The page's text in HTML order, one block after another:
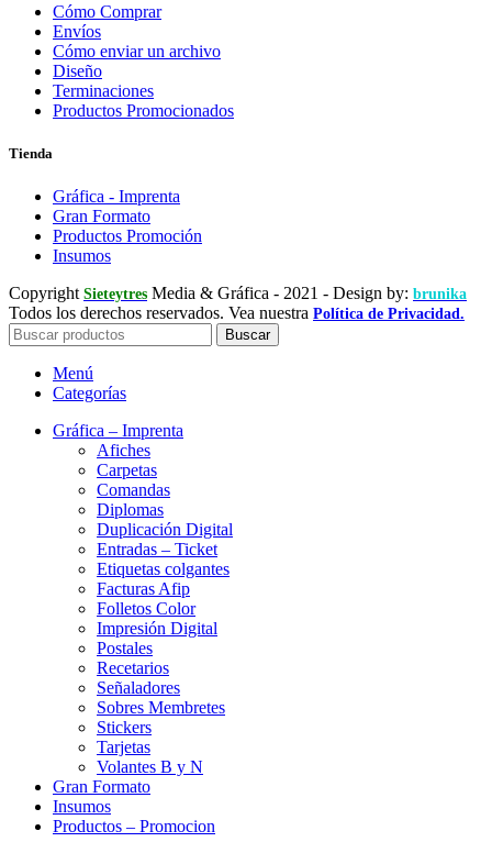
Cómo Comprar
Envíos
Cómo enviar un archivo
Diseño
Terminaciones
Productos Promocionados
Tienda
Gráfica - Imprenta
Gran Formato
Productos Promoción
Insumos
Copyright Sieteytres Media & Gráfica - 2021 - Design by: brunika
Todos los derechos reservados. Vea nuestra Política de Privacidad.
Buscar
Menú
Categorías
Gráfica – Imprenta
Afiches
Carpetas
Comandas
Diplomas
Duplicación Digital
Entradas – Ticket
Etiquetas colgantes
Facturas Afip
Folletos Color
Impresión Digital
Postales
Recetarios
Señaladores
Sobres Membretes
Stickers
Tarjetas
Volantes B y N
Gran Formato
Insumos
Productos – Promocion